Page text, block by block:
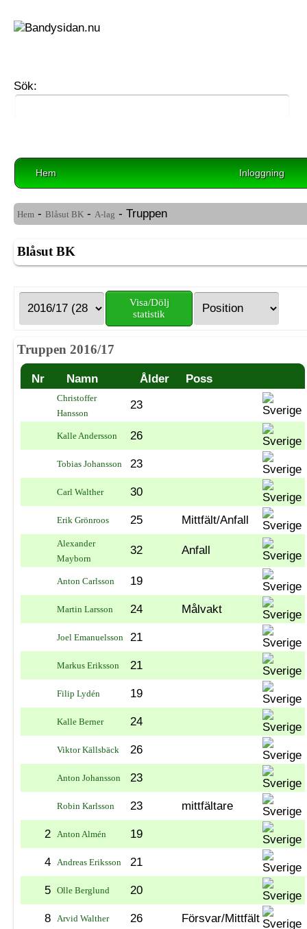
Sök:
Hem Inloggning
Hem - Blåsut BK - A-lag - Truppen
Blåsut BK
Visa/Dölj
statistik
Truppen 2016/17
Nr Namn Ålder Poss
Christoffer
Hansson
23
Kalle Andersson 26
Tobias Johansson 23
Carl Walther 30
Erik Grönroos 25 Mittfält/Anfall
Alexander
Mayborn
32 Anfall
Anton Carlsson 19
Martin Larsson 24 Målvakt
Joel Emanuelsson 21
Markus Eriksson 21
Filip Lydén 19
Kalle Berner 24
Viktor Källsbäck 26
Anton Johansson 23
Robin Karlsson 23 mittfältare
2 Anton Almén 19
4 Andreas Eriksson 21
5 Olle Berglund 20
8 Arvid Walther 26 Försvar/Mittfält